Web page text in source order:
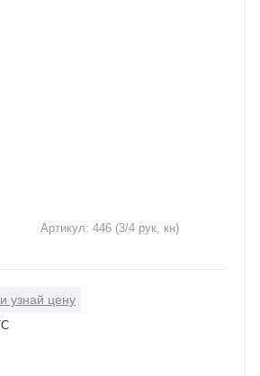
Артикул: 446 (3/4 рук, кн)
узнай цену